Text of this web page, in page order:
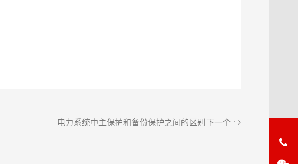
下一个 :
电力系统中主保护和备份保护之间的区别